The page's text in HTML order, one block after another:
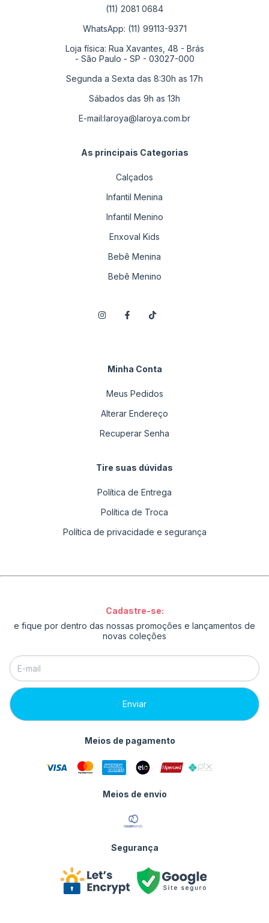
(11) 2081 0684
WhatsApp: (11) 99113-9371
Loja física: Rua Xavantes, 48 - Brás
- São Paulo - SP - 03027-000
Segunda a Sexta das 8:30h as 17h
Sábados das 9h as 13h
E-mail:laroya@laroya.com.br
As principais Categorias
Calçados
Infantil Menina
Infantil Menino
Enxoval Kids
Bebê Menina
Bebê Menino
Minha Conta
Meus Pedidos
Alterar Endereço
Recuperar Senha
Tire suas dúvidas
Política de Entrega
Política de Troca
Política de privacidade e segurança
Cadastre-se:
e fique por dentro das nossas promoções e lançamentos de
novas coleções
Meios de pagamento
Meios de envio
Segurança